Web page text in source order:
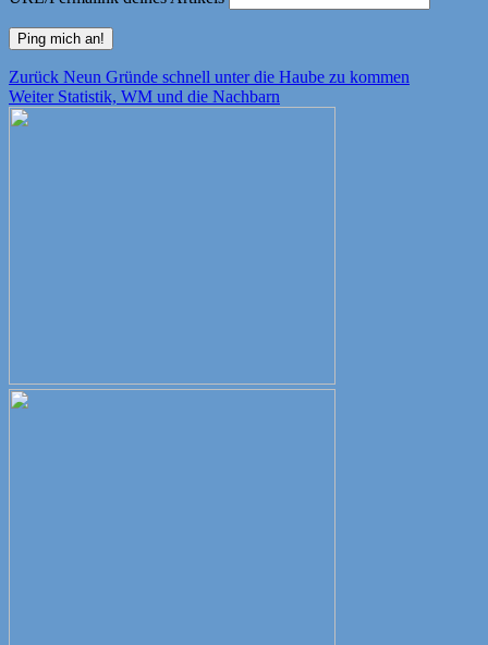
Beitragsnavigation
Zurück Vorheriger
Beitrag:
Neun Gründe schnell unter die Haube zu kommen
Weiter Nächster
Statistik, WM und die Nachbarn